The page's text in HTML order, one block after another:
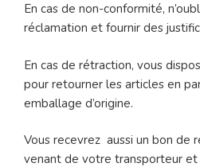
En cas de non-conformité,
réclamation et fournir des
En cas de rétraction, vous
pour retourner les articles en
emballage d’origine.
Vous recevrez aussi un bon de
venant de votre transporteur et